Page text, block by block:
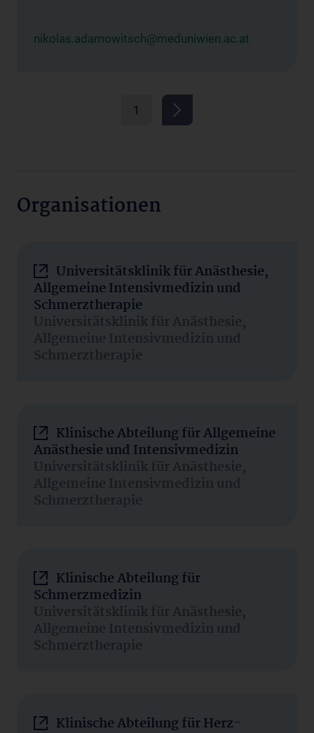
nikolas.adamowitsch@meduniwien.ac.at
1
Organisationen
Universitätsklinik für Anästhesie,
Allgemeine Intensivmedizin und
Schmerztherapie
Universitätsklinik für Anästhesie,
Allgemeine Intensivmedizin und
Schmerztherapie
Klinische Abteilung für Allgemeine
Anästhesie und Intensivmedizin
Universitätsklinik für Anästhesie,
Allgemeine Intensivmedizin und
Schmerztherapie
Klinische Abteilung für
Schmerzmedizin
Universitätsklinik für Anästhesie,
Allgemeine Intensivmedizin und
Schmerztherapie
Klinische Abteilung für Herz-